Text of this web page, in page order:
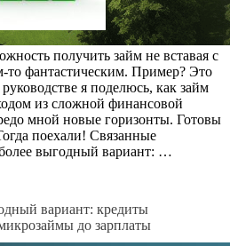
получить займ не вставая с
то фантастическим. Пример? Это
я поделюсь, как займ
из сложной финансовой
мной новые горизонты. Готовы
поехали! Связанные
выгодный вариант: …
вариант: кредиты
до зарплаты